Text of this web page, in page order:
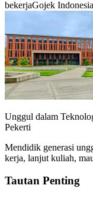
bekerjaGojek Indonesia
Unggul dalam
Pekerti
Mendidik generasi
kerja, lanjut kuliah,
Tautan Penting